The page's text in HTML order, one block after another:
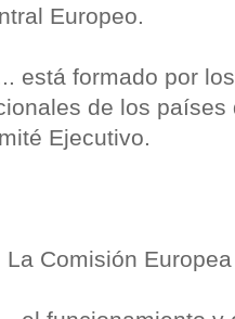
Europeo.
está formado por
de los
Ejecutivo.
La Comisión